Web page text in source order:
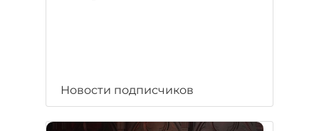
Новости подписчиков